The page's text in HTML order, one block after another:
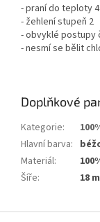
- praní do teploty
- žehlení stupeň 2
- obvyklé postupy
- nesmí se bělit
Doplňkové
Kategorie:
Hlavní barva:
Materiál:
Šíře: 18